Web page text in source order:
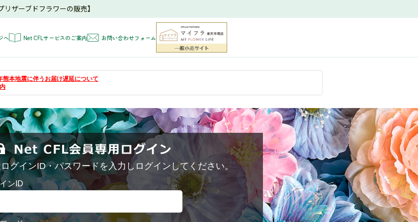
ザーブドフラワーの販売】
へ Net CFLサービスのご案内 お問い合わせフォーム
本地震に伴うお届け遅延について
グインID・パスワードを入力しログインしてください。
ンID